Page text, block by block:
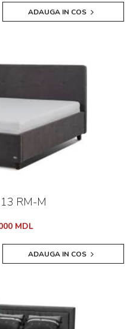
ADAUGA IN COS
RM-M
MDL
ADAUGA IN COS